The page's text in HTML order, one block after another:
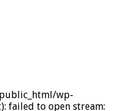
wp-
failed to open stream: